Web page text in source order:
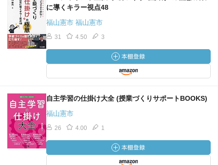
に導くキラー視点48
福山憲市 福山憲市
31 4.50 3
自主学習の仕掛け大全 (授業づくりサポートBOOKS)
福山憲市
26 4.00 1